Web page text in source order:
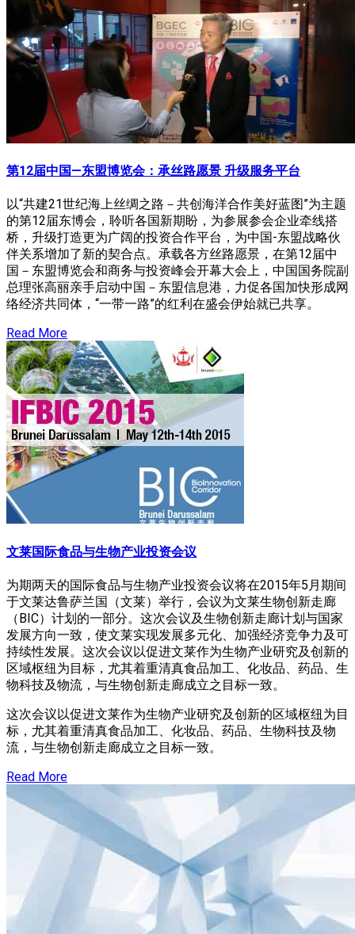
第12届中国—东盟博览会：承丝路愿景 升级服务平台
以“共建21世纪海上丝绸之路－共创海洋合作美好蓝图”为主题
的第12届东博会，聆听各国新期盼，为参展参会企业牵线搭
桥，升级打造更为广阔的投资合作平台，为中国-东盟战略伙
伴关系增加了新的契合点。承载各方丝路愿景，在第12届中
国－东盟博览会和商务与投资峰会开幕大会上，中国国务院副
总理张高丽亲手启动中国－东盟信息港，力促各国加快形成网
络经济共同体，“一带一路”的红利在盛会伊始就已共享。
Read More
文莱国际食品与生物产业投资会议
为期两天的国际食品与生物产业投资会议将在2015年5月期间
于文莱达鲁萨兰国（文莱）举行，会议为文莱生物创新走廊
（BIC）计划的一部分。这次会议及生物创新走廊计划与国家
发展方向一致，使文莱实现发展多元化、加强经济竞争力及可
持续性发展。这次会议以促进文莱作为生物产业研究及创新的
区域枢纽为目标，尤其着重清真食品加工、化妆品、药品、生
物科技及物流，与生物创新走廊成立之目标一致。
这次会议以促进文莱作为生物产业研究及创新的区域枢纽为目
标，尤其着重清真食品加工、化妆品、药品、生物科技及物
流，与生物创新走廊成立之目标一致。
Read More